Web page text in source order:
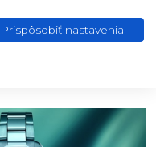
spôsobov spracovania
Professional 200
so solárnym
Prispôsobiť nastavenia